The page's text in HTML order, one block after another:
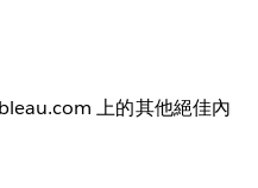
上的其他絕佳內